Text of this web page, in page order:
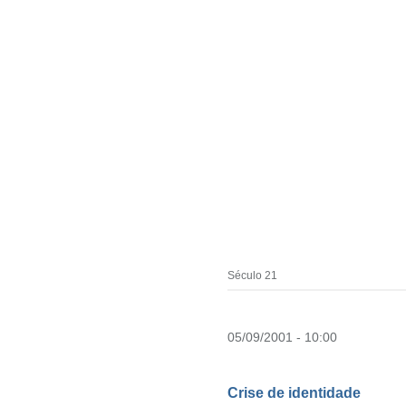
Século 21
05/09/2001 - 10:00
Crise de identidade